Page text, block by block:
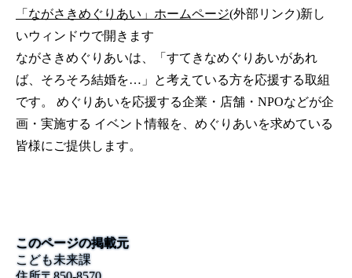
「ながさきめぐりあい」ホームページ(外部リンク)新し
いウィンドウで開きます
ながさきめぐりあいは、「すてきなめぐりあいがあれ
ば、そろそろ結婚を…」と考えている方を応援する取組
です。 めぐりあいを応援する企業・店舗・NPOなどが企
画・実施する イベント情報を、めぐりあいを求めている
皆様にご提供します。
このページの掲載元
こども未来課